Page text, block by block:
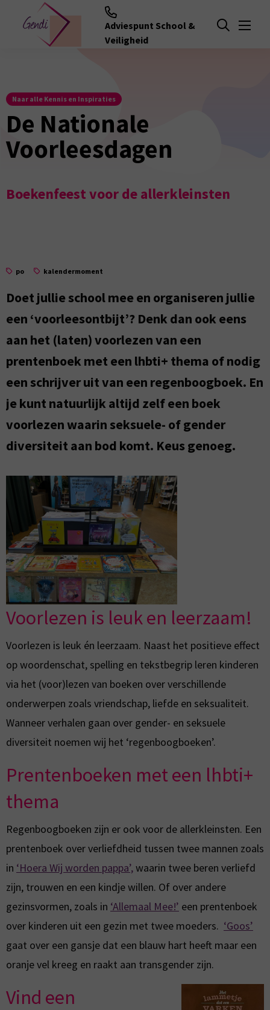
Adviespunt School &
Veiligheid
Open zoeken
Menu
Naar alle Kennis en Inspiraties
De Nationale
Voorleesdagen
Boekenfeest voor de allerkleinsten
po kalendermoment
Doet jullie school mee en organiseren jullie
een ‘voorleesontbijt’? Denk dan ook eens
aan het (laten) voorlezen van een
prentenboek met een lhbti+ thema of nodig
een schrijver uit van een regenboogboek. En
je kunt natuurlijk altijd zelf een boek
voorlezen waarin seksuele- of gender
diversiteit aan bod komt. Keus genoeg.
Voorlezen is leuk en leerzaam!
Voorlezen is leuk én leerzaam. Naast het positieve effect
op woordenschat, spelling en tekstbegrip leren kinderen
via het (voor)lezen van boeken over verschillende
onderwerpen zoals vriendschap, liefde en seksualiteit.
Wanneer verhalen gaan over gender- en seksuele
diversiteit noemen wij het ‘regenboogboeken’.
Prentenboeken met een lhbti+
thema
Regenboogboeken zijn er ook voor de allerkleinsten. Een
prentenboek over verliefdheid tussen twee mannen zoals
in ‘Hoera Wij worden pappa’,waarin twee beren verliefd
zijn, trouwen en een kindje willen. Of over andere
gezinsvormen, zoals in ‘Allemaal Mee!’ een prentenboek
over kinderen uit een gezin met twee moeders. ‘Goos’
gaat over een gansje dat een blauw hart heeft maar een
oranje vel kreeg en raakt aan transgender zijn.
Vind een